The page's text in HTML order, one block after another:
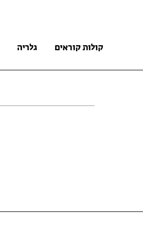
גלריה קולות קוראים